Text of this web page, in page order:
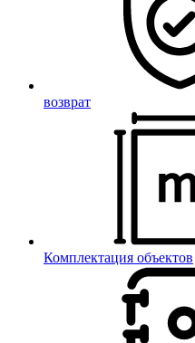
возврат
Комплектация объектов